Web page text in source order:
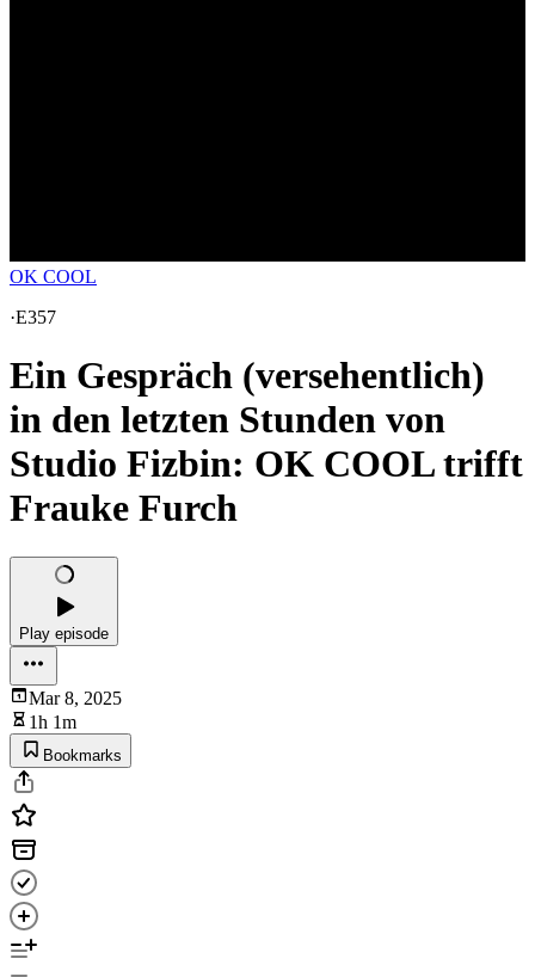
OK COOL
·E357
Ein Gespräch (versehentlich)
in den letzten Stunden von
Studio Fizbin: OK COOL trifft
Frauke Furch
Play episode
Mar 8, 2025
1h 1m
Bookmarks